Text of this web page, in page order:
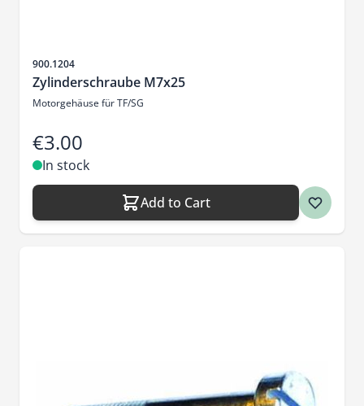
Sku
900.1204
Zylinderschraube M7x25
Motorgehäuse für TF/SG
€3.00
In stock
Add to Cart